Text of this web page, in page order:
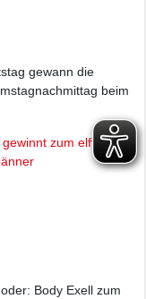
gewann die
beim
zum elften
Body Exell zum